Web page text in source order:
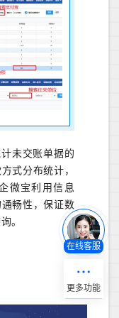
未交账单据的
式分布统计，
微宝利用信息
畅性，保证数
。
在线客服